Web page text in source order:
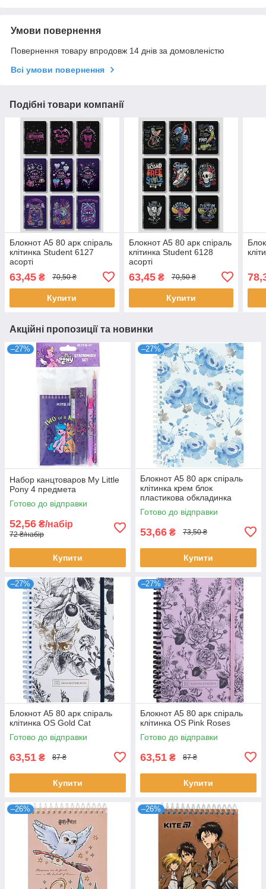
Умови повернення
Повернення товару впродовж 14 днів за домовленістю
Всі умови повернення
Подібні товари компанії
Блокнот А5 80 арк спіраль
клітинка Student 6127
асорті
63,45 ₴ 70,50 ₴
Купити
Блокнот А5 80 арк спіраль
клітинка Student 6128
асорті
63,45₴ 70,50 ₴
Купити
Акційні пропозиції та новинки
–27%
Набор канцтоваров My Little
Pony 4 предмета
Готово до відправки
52,56 ₴/набір
72 ₴/набір
Купити
–27%
Блокнот А5 80 арк спіраль
клітинка крем блок
пластикова обкладинка
Flower symphony 1
Готово до відправки
53,66 ₴ 73,50 ₴
Купити
–27%
Блокнот А5 80 арк спіраль
клітинка OS Gold Cat
Готово до відправки
63,51 ₴ 87 ₴
Купити
–27%
Блокнот А5 80 арк спіраль
клітинка OS Pink Roses
Готово до відправки
63,51 ₴ 87 ₴
Купити
–26% –26%